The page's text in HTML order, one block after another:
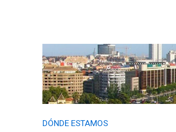
DÓNDE ESTAMOS